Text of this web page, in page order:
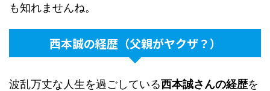
も知れませんね。
西本誠の経歴（父親がヤクザ？）
波乱万丈な人生を過ごしている西本誠さんの経歴を